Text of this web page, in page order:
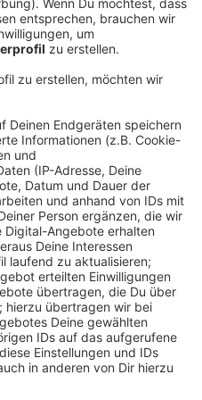
ab und kann sich
was andere
außer Unterhosen,
sie schon lange
12:21